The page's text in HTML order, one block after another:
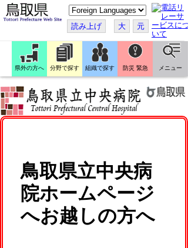
こ
の
ペ
ー
ジ
翻
訳
す
読み上げ 大 元
県外の方へ 分野で探す 組織で探す 防災 緊急 メニュー
鳥取県立中央病
院ホームページ
へお越しの方へ